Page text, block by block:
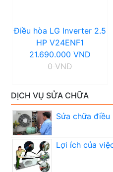
Điều hòa LG Inverter 2.5
HP V24ENF1
21.690.000 VND
0 VND
DỊCH VỤ SỬA CHỮA
Sửa chữa
Lợi ích của